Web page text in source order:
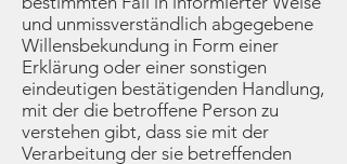
und unmissverständlich abgegebene
Willensbekundung in Form einer
Erklärung oder einer sonstigen
eindeutigen bestätigenden Handlung,
mit der die betroffene Person zu
verstehen gibt, dass sie mit der
Verarbeitung der sie betreffenden